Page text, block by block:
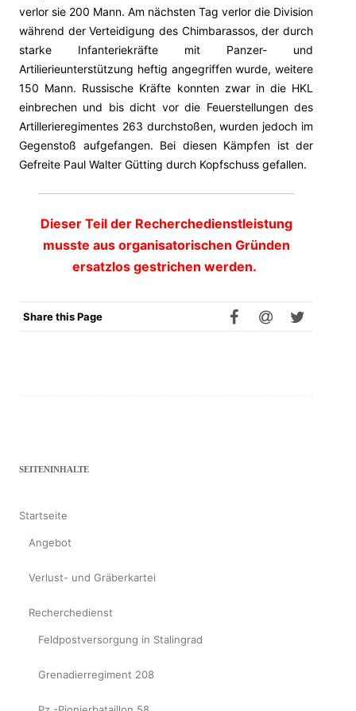
verlor sie 200 Mann. Am nächsten Tag verlor die Division
während der Verteidigung des Chimbarassos, der durch
starke Infanteriekräfte mit Panzer- und
Artilierieunterstützung heftig angegriffen wurde, weitere
150 Mann. Russische Kräfte konnten zwar in die HKL
einbrechen und bis dicht vor die Feuerstellungen des
Artillerieregimentes 263 durchstoßen, wurden jedoch im
Gegenstoß aufgefangen. Bei diesen Kämpfen ist der
Gefreite Paul Walter Gütting durch Kopfschuss gefallen.
Dieser Teil der Recherchedienstleistung
musste aus organisatorischen Gründen
ersatzlos gestrichen werden.
Share this Page
SEITENINHALTE
Startseite
Angebot
Verlust- und Gräberkartei
Recherchedienst
Feldpostversorgung in Stalingrad
Grenadierregiment 208